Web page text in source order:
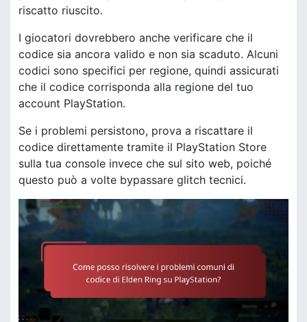
riscatto riuscito.
I giocatori dovrebbero anche verificare che il
codice sia ancora valido e non sia scaduto. Alcuni
codici sono specifici per regione, quindi assicurati
che il codice corrisponda alla regione del tuo
account PlayStation.
Se i problemi persistono, prova a riscattare il
codice direttamente tramite il PlayStation Store
sulla tua console invece che sul sito web, poiché
questo può a volte bypassare glitch tecnici.